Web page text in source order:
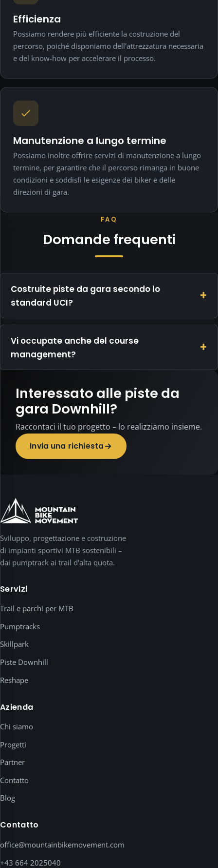
Efficienza
Possiamo rendere più efficiente la costruzione del
percorso, poiché disponiamo dell'attrezzatura necessaria
e del know-how per accelerare il processo.
Manutenzione a lungo termine
Possiamo inoltre offrire servizi di manutenzione a lungo
termine, per garantire che il percorso rimanga in buone
condizioni e soddisfi le esigenze dei biker e delle
direzioni di gara.
FAQ
Domande frequenti
Costruite piste da gara secondo lo
standard UCI?
Vi occupate anche del course
management?
Interessato alle piste da
gara Downhill?
Raccontaci il tuo progetto – lo realizziamo insieme.
Invia una richiesta
Sviluppo, progettazione e costruzione
di impianti sportivi MTB sostenibili –
dai pumptrack ai trail d'alta quota.
Servizi
Trail e parchi per MTB
Pumptracks
Skillpark
Piste Downhill
Reshape
Azienda
Chi siamo
Progetti
Partner
Contatto
Blog
Contatto
office@mountainbikemovement.com
+43 664 2025040
Privacy
volutamente
e
non
tracciamento,
statistici
pubblicitari.
necessaria
della
tua
scelta.
I
media
esterni
come
video
vengono
caricati
dopo
il
consenso
Qui
puoi
e
abilitare
servizio
privacy
Note